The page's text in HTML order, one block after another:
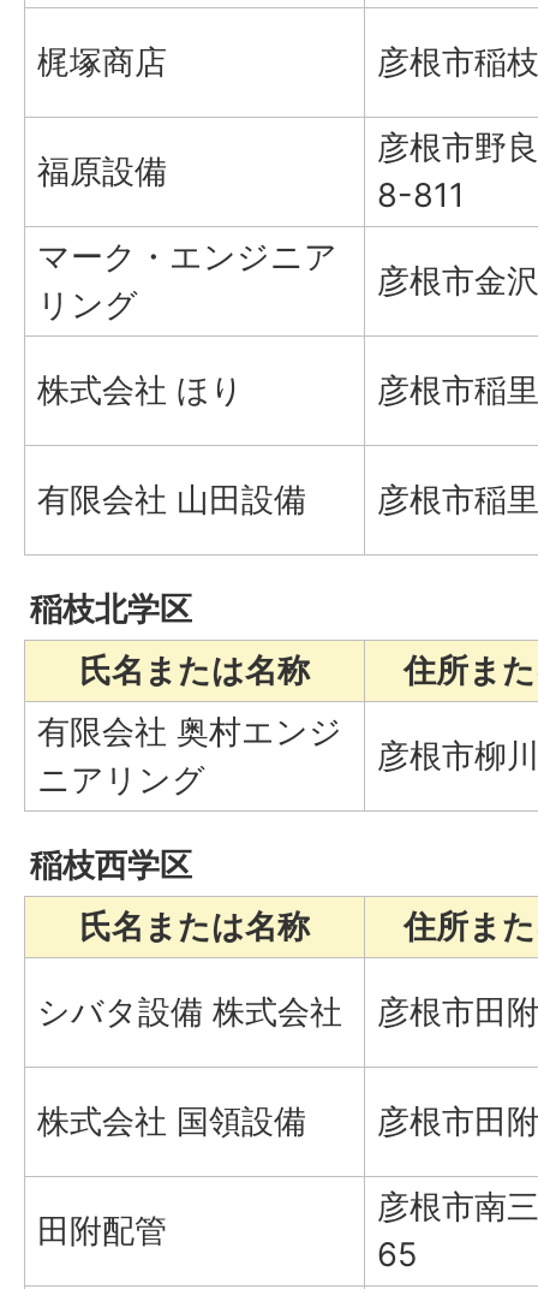
梶塚商店 彦根市稲
福原設備
彦根市野
8-811
マーク・エンジニア
リング
彦根市金
株式会社 ほり 彦根市稲
有限会社 山田設備 彦根市稲
稲枝北学区
氏名または名称
住所ま
有限会社 奥村エンジ
ニアリング
彦根市柳
稲枝西学区
氏名または名称
住所ま
シバタ設備 株式会社 彦根市田
株式会社 国領設備 彦根市田
田附配管
彦根市南
65